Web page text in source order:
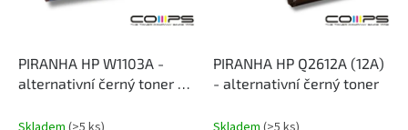
PIRANHA HP W1103A -
alternativní černý toner S
PIRANHA HP Q2612A (12A)
- alternativní černý toner